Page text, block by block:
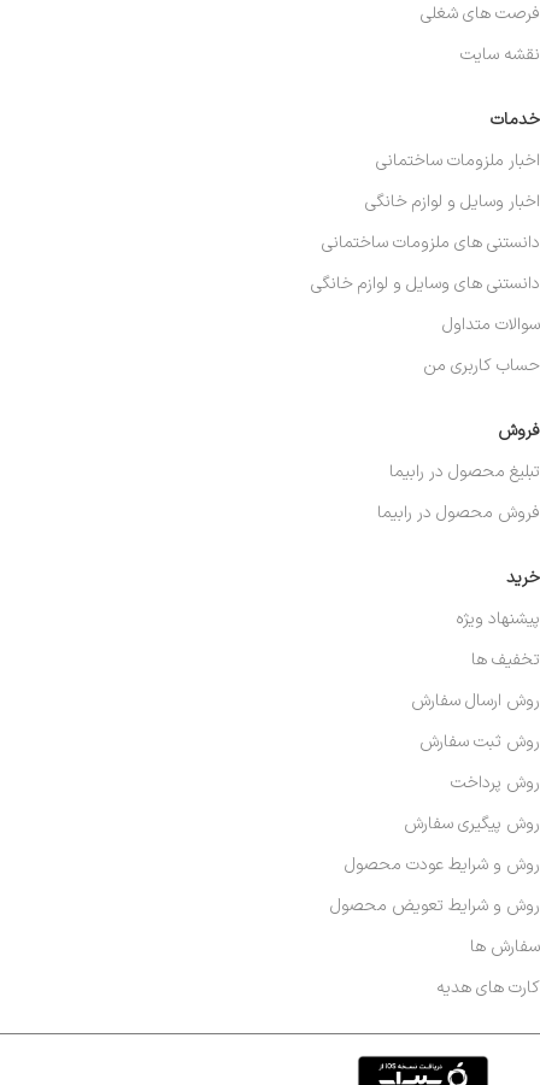
خرید
پیشنهاد ویژه
تخفیف ها
روش ارسال سفارش
روش ثبت سفارش
روش پرداخت
روش پیگیری سفارش
روش و شرایط عودت محصول
روش و شرایط تعویض محصول
سفارش ها
کارت های هدیه
فروش
تبلیغ محصول در رابیما
فروش محصول در رابیما
خدمات
اخبار ملزومات ساختمانی
اخبار وسایل و لوازم خانگی
دانستنی های ملزومات ساختمانی
دانستنی های وسایل و لوازم خانگی
سوالات متداول
حساب کاربری من
فرصت های شغلی
نقشه سایت